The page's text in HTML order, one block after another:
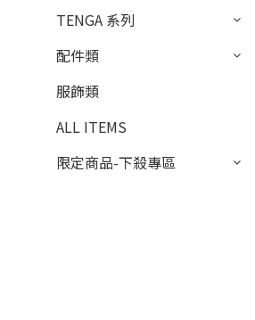
TENGA 系列
配件類
服飾類
ALL ITEMS
限定商品-下殺專區